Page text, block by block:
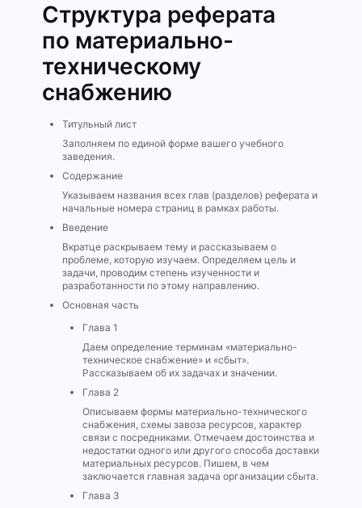
Структура реферата
по материально-
техническому
снабжению
Титульный лист
Заполняем по единой форме вашего учебного
заведения.
Содержание
Указываем названия всех глав (разделов) реферата и
начальные номера страниц в рамках работы.
Введение
Вкратце раскрываем тему и рассказываем о
проблеме, которую изучаем. Определяем цель и
задачи, проводим степень изученности и
разработанности по этому направлению.
Основная часть
Глава 1
Даем определение терминам «материально-
техническое снабжение» и «сбыт».
Рассказываем об их задачах и значении.
Глава 2
Описываем формы материально-технического
снабжения, схемы завоза ресурсов, характер
связи с посредниками. Отмечаем достоинства и
недостатки одного или другого способа доставки
материальных ресурсов. Пишем, в чем
заключается главная задача организации сбыта.
Глава 3